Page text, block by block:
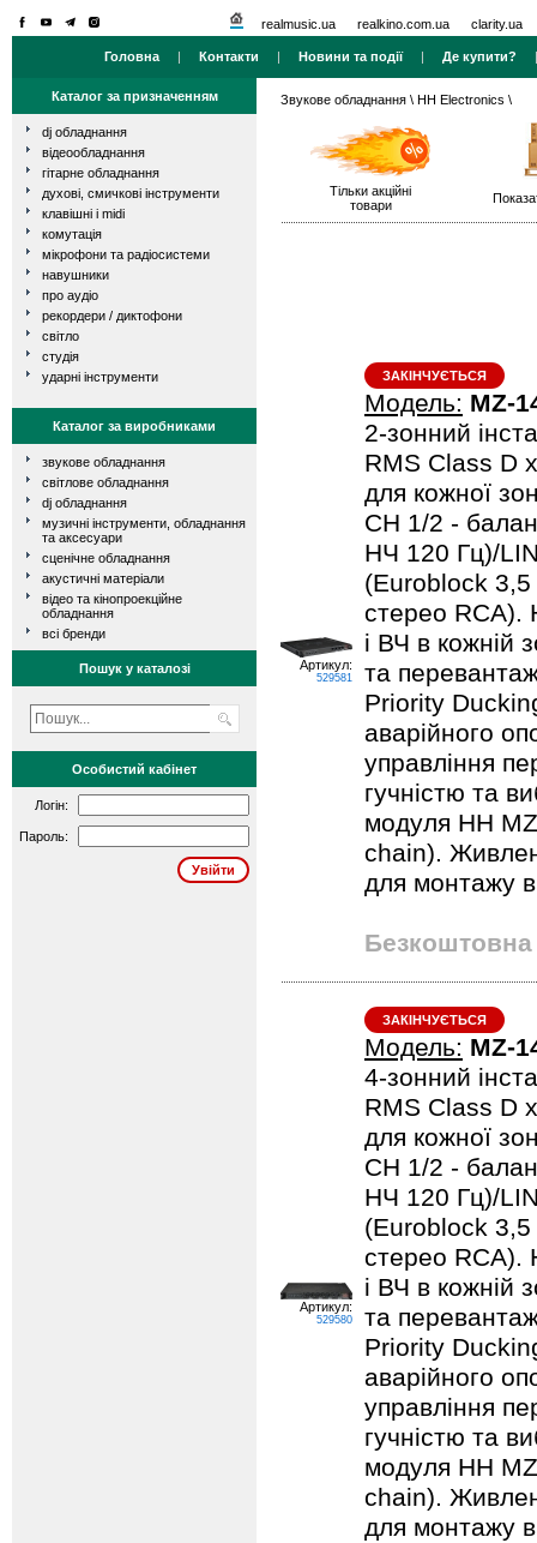
realmusic.ua realkino.com.ua clarity.ua
Головна | Контакти | Новини та події| Де купити?
Каталог за призначенням
dj обладнання
відеообладнання
гітарне обладнання
духові, смичкові інструменти
клавішні і midi
комутація
мікрофони та радіосистеми
навушники
про аудіо
рекордери / диктофони
світло
студія
ударні інструменти
Каталог за виробниками
звукове обладнання
світлове обладнання
dj обладнання
музичні інструменти, обладнання
та аксесуари
сценічне обладнання
акустичні матеріали
відео та кінопроекційне
обладнання
всі бренди
Пошук у каталозі
Особистий кабінет
Логін:
Пароль:
Звукове обладнання \ HH Electronics \
Тільки акційні
товари
Артикул:
529581
ЗАКІНЧУЄТЬСЯ
Модель: MZ-
2-зонний
RMS Class D
для кожної
CH 1/2 -
НЧ 120 Гц)/
(Euroblock
стерео RCA).
і ВЧ в кожній
та
Priority
аварійного
управління
гучністю та
модуля HH
chain).
для монтажу в
Безкоштовна
Артикул:
529580
ЗАКІНЧУЄТЬСЯ
Модель: MZ-
4-зонний
RMS Class D
для кожної
CH 1/2 -
НЧ 120 Гц)/
(Euroblock
стерео RCA).
і ВЧ в кожній
та
Priority
аварійного
управління
гучністю та
модуля HH
chain).
для монтажу в